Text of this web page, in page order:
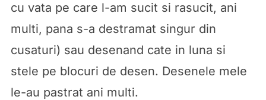
cu vata pe care l-am sucit si rasucit, ani
multi, pana s-a destramat singur din
cusaturi) sau desenand cate in luna si
stele pe blocuri de desen. Desenele mele
le-au pastrat ani multi.